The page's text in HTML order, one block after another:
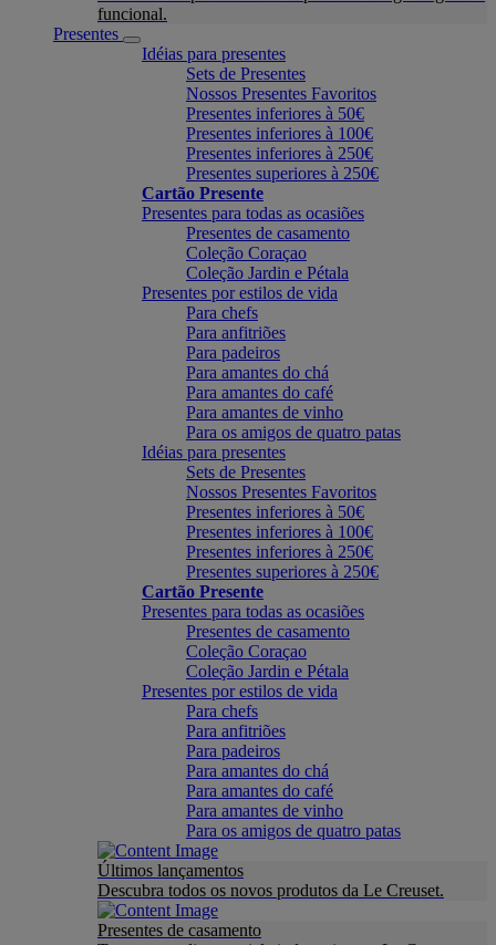
funcional.
Presentes
Idéias para presentes
Sets de Presentes
Nossos Presentes Favoritos
Presentes inferiores à 50€
Presentes inferiores à 100€
Presentes inferiores à 250€
Presentes superiores à 250€
Cartão Presente
Presentes para todas as ocasiões
Presentes de casamento
Coleção Coraçao
Coleção Jardin e Pétala
Presentes por estilos de vida
Para chefs
Para anfitriões
Para padeiros
Para amantes do chá
Para amantes do café
Para amantes de vinho
Para os amigos de quatro patas
Idéias para presentes
Sets de Presentes
Nossos Presentes Favoritos
Presentes inferiores à 50€
Presentes inferiores à 100€
Presentes inferiores à 250€
Presentes superiores à 250€
Cartão Presente
Presentes para todas as ocasiões
Presentes de casamento
Coleção Coraçao
Coleção Jardin e Pétala
Presentes por estilos de vida
Para chefs
Para anfitriões
Para padeiros
Para amantes do chá
Para amantes do café
Para amantes de vinho
Para os amigos de quatro patas
Últimos lançamentos
Descubra todos os novos produtos da Le Creuset.
Presentes de casamento